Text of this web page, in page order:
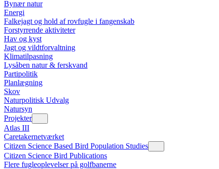
Bynær natur
Energi
Falkejagt og hold af rovfugle i fangenskab
Forstyrrende aktiviteter
Hav og kyst
Jagt og vildtforvaltning
Klimatilpasning
Lysåben natur & ferskvand
Partipolitik
Planlægning
Skov
Naturpolitisk Udvalg
Natursyn
Projekter
Atlas III
Caretakernetværket
Citizen Science Based Bird Population Studies
Citizen Science Bird Publications
Flere fugleoplevelser på golfbanerne